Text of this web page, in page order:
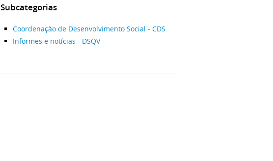
Subcategorias
Coordenação de Desenvolvimento Social - CDS
Informes e notícias - DSQV